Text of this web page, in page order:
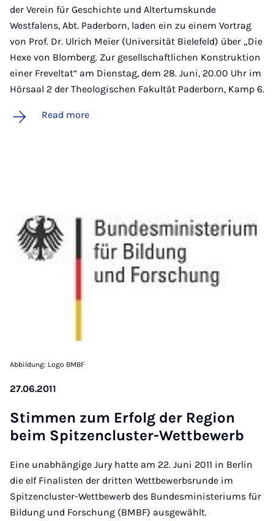
der Verein für Geschichte und Altertumskunde
Westfalens, Abt. Paderborn, laden ein zu einem Vortrag
von Prof. Dr. Ulrich Meier (Universität Bielefeld) über „Die
Hexe von Blomberg. Zur gesellschaftlichen Konstruktion
einer Freveltat“ am Dienstag, dem 28. Juni, 20.00 Uhr im
Hörsaal 2 der Theologischen Fakultät Paderborn, Kamp 6.
Read more
Abbildung: Logo BMBF
27.06.2011
Stim­men zum Er­folg der Re­gion
beim Spitzen­cluster-Wettbe­w­erb
Eine unabhängige Jury hatte am 22. Juni 2011 in Berlin
die elf Finalisten der dritten Wettbewerbsrunde im
Spitzencluster-Wettbewerb des Bundesministeriums für
Bildung und Forschung (BMBF) ausgewählt.